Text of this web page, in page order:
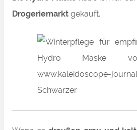
Drogeriemarkt gekauft.